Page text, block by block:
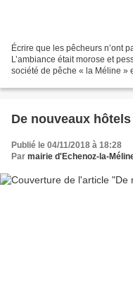
Écrire que les pêcheurs n’ont
L’ambiance était morose et
société de pêche « la Méline »
De nouveaux
Publié le 04/11/2018 à 18:28
Par mairie d'Echenoz-la-